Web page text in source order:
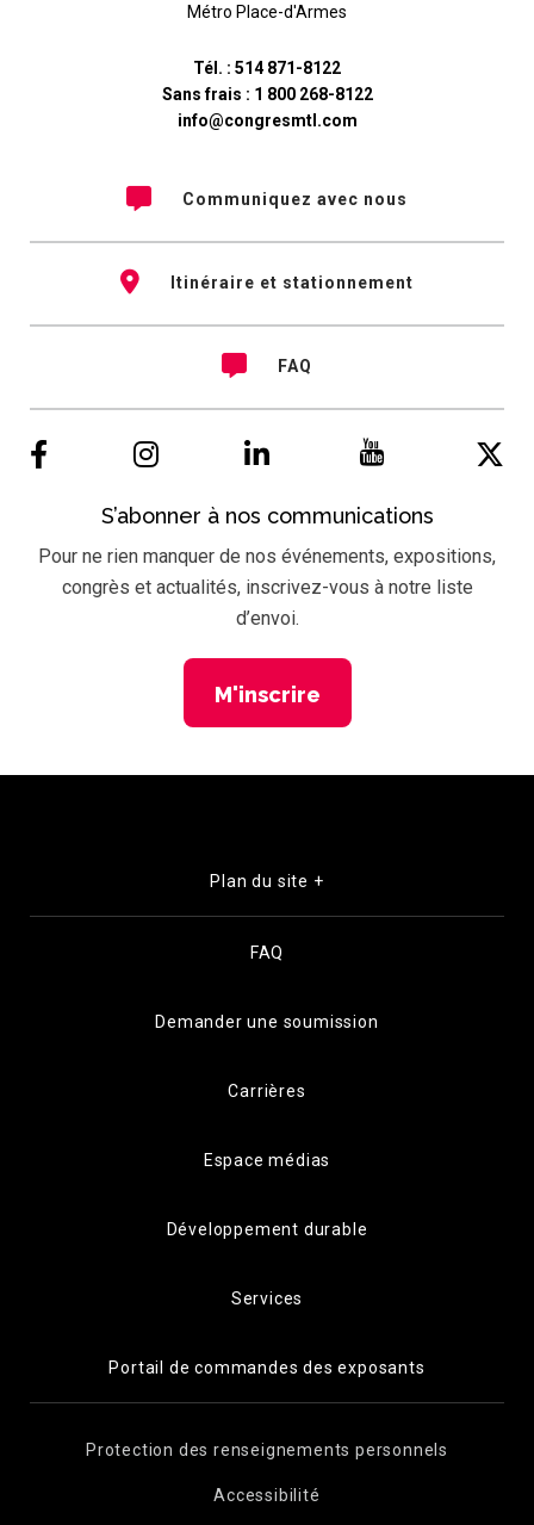
Métro Place-d'Armes
Tél. : 514 871-8122
Sans frais : 1 800 268-8122
info@congresmtl.com
Communiquez avec nous
Itinéraire et stationnement
FAQ
S’abonner à nos communications
Pour ne rien manquer de nos événements, expositions,
congrès et actualités, inscrivez-vous à notre liste
d’envoi.
M'inscrire
Plan du site +
FAQ
Demander une soumission
Carrières
Espace médias
Développement durable
Services
Portail de commandes des exposants
Protection des renseignements personnels
Accessibilité